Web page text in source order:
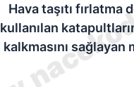
Hava taşıtı fırlatma
kullanılan
kalkmasını